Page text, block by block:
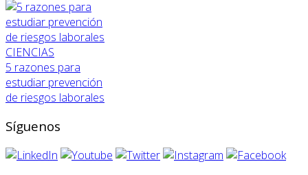
CIENCIAS
5 razones para
estudiar prevención
de riesgos laborales
Síguenos